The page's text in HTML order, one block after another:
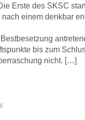
Erste des SKSC
einem denkbar
bis zum
nicht. […]